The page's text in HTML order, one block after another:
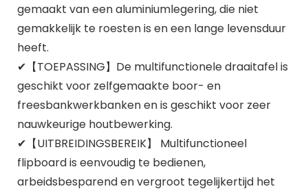
gemaakt van een aluminiumlegering, die niet
gemakkelijk te roesten is en een lange levensduur
heeft.
✔【TOEPASSING】De multifunctionele draaitafel is
geschikt voor zelfgemaakte boor- en
freesbankwerkbanken en is geschikt voor zeer
nauwkeurige houtbewerking.
✔【UITBREIDINGSBEREIK】 Multifunctioneel
flipboard is eenvoudig te bedienen,
arbeidsbesparend en vergroot tegelijkertijd het